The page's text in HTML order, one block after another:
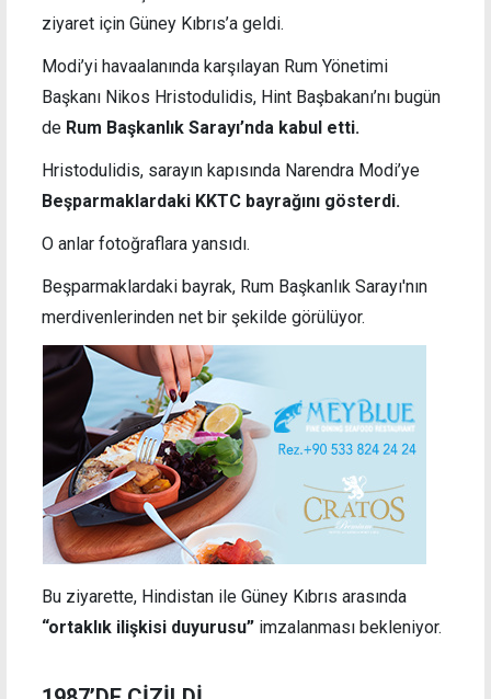
ziyaret için Güney Kıbrıs’a geldi.
Modi’yi havaalanında karşılayan Rum Yönetimi
Başkanı Nikos Hristodulidis, Hint Başbakanı’nı bugün
de Rum Başkanlık Sarayı’nda kabul etti.
Hristodulidis, sarayın kapısında Narendra Modi’ye
Beşparmaklardaki KKTC bayrağını gösterdi.
O anlar fotoğraflara yansıdı.
Beşparmaklardaki bayrak, Rum Başkanlık Sarayı'nın
merdivenlerinden net bir şekilde görülüyor.
Bu ziyarette, Hindistan ile Güney Kıbrıs arasında
“ortaklık ilişkisi duyurusu” imzalanması bekleniyor.